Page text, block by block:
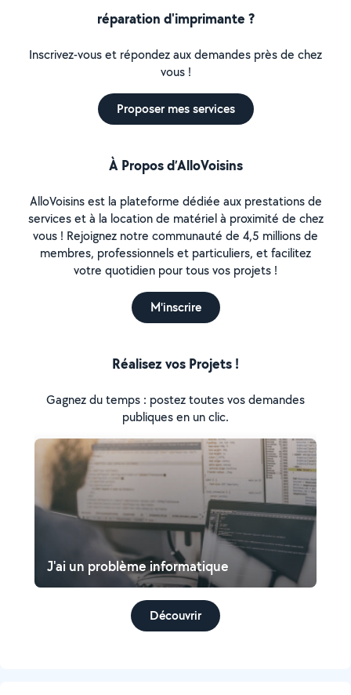
réparation d'imprimante ?
Inscrivez-vous et répondez aux demandes près de chez
vous !
Proposer mes services
À Propos d’AlloVoisins
AlloVoisins est la plateforme dédiée aux prestations de
services et à la location de matériel à proximité de chez
vous ! Rejoignez notre communauté de 4,5 millions de
membres, professionnels et particuliers, et facilitez
votre quotidien pour tous vos projets !
M'inscrire
Réalisez vos Projets !
Gagnez du temps : postez toutes vos demandes
publiques en un clic.
J'ai un problème informatique
Découvrir